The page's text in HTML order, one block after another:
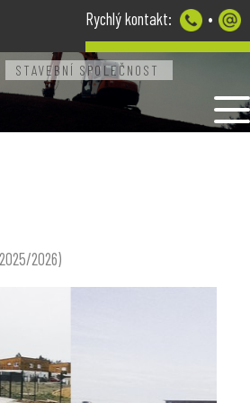
Rychlý kontakt: •
STAVEBNÍ SPOLEČNOST
O NÁS
PROJEKTY
2026)